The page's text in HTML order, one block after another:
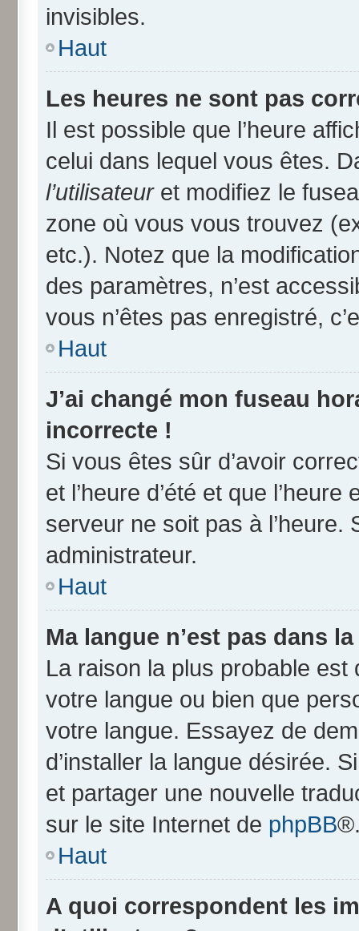
invisibles.
Haut
Les heures ne sont pas
Il est possible que l’heure
celui dans lequel vous êtes.
l’utilisateuret modifiez le
zone où vous vous trouvez
etc.). Notez que la
des paramètres, n’est
vous n’êtes pas enregistré,
Haut
J’ai changé mon fuseau
incorrecte !
Si vous êtes sûr d’avoir
et l’heure d’été et que
serveur ne soit pas à l’heure.
administrateur.
Haut
Ma langue n’est pas dans
La raison la plus probable est
votre langue ou bien que
votre langue. Essayez de
d’installer la langue désirée.
et partager une nouvelle
sur le site Internet de phpBB
Haut
A quoi correspondent les